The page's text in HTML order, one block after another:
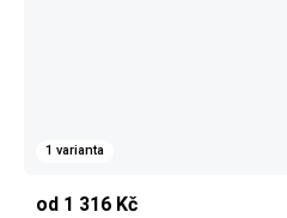
1 varianta
od 1 316 Kč